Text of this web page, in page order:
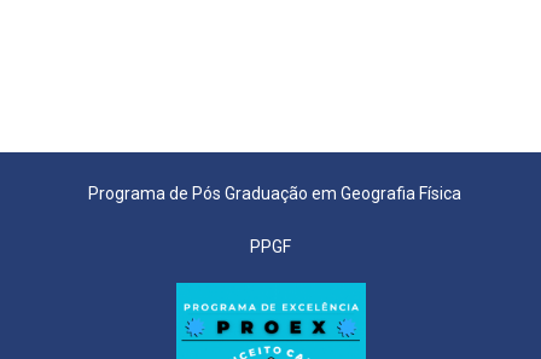
Programa de Pós Graduação em Geografia Física
PPGF